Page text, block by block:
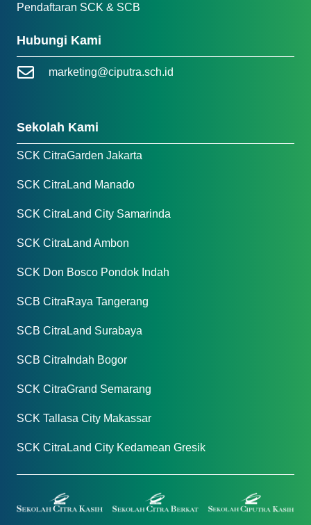
Pendaftaran SCK & SCB
Hubungi Kami
marketing@ciputra.sch.id
Sekolah Kami
SCK CitraGarden Jakarta
SCK CitraLand Manado
SCK CitraLand City Samarinda
SCK CitraLand Ambon
SCK Don Bosco Pondok Indah
SCB CitraRaya Tangerang
SCB CitraLand Surabaya
SCB CitraIndah Bogor
SCK CitraGrand Semarang
SCK Tallasa City Makassar
SCK CitraLand City Kedamean Gresik